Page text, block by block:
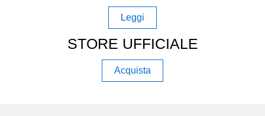
Leggi
STORE UFFICIALE
Acquista